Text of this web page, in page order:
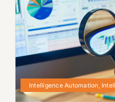
Intelligence Automation